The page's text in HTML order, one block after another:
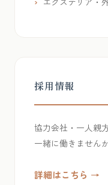
採用情報
協力会社・一人親
一緒に働きません
詳細はこちら →